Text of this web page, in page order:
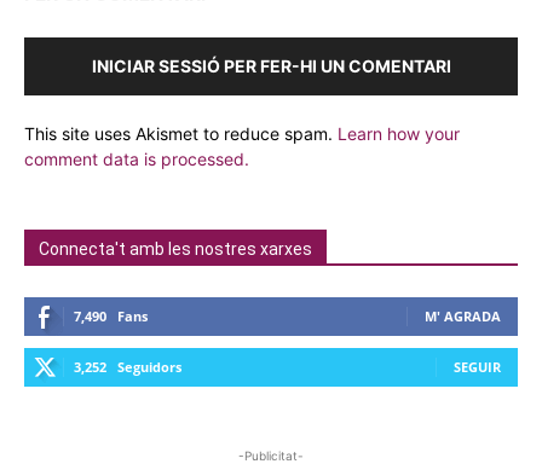
INICIAR SESSIÓ PER FER-HI UN COMENTARI
This site uses Akismet to reduce spam. Learn how your
comment data is processed.
Connecta't amb les nostres xarxes
7,490 Fans M' AGRADA
3,252 Seguidors SEGUIR
-Publicitat-